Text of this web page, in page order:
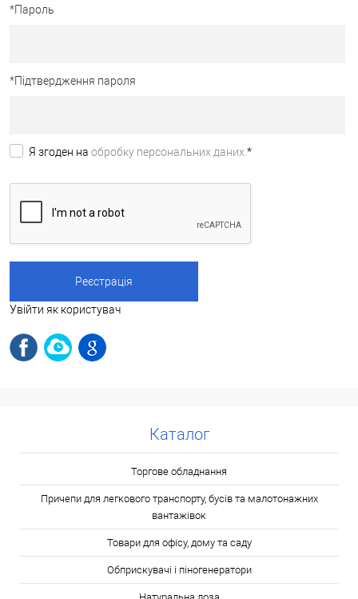
*Пароль
*Підтвердження пароля
Я згоден на обробку персональних даних. *
Увійти як користувач
Каталог
Торгове обладнання
Причепи для легкового транспорту, бусів та малотонажних
вантажівок
Товари для офісу, дому та саду
Обприскувачі і піногенератори